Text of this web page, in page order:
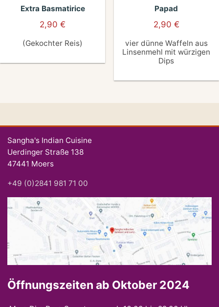
Extra Basmatirice
2,90€
(Gekochter Reis)
Papad
2,90 €
vier dünne Waffeln aus
Linsenmehl mit würzigen
Dips
Sangha's Indian Cuisine
Uerdinger Straße 138
47441 Moers
+49 (0)2841 981 71 00
Öffnungszeiten ab Oktober 2024